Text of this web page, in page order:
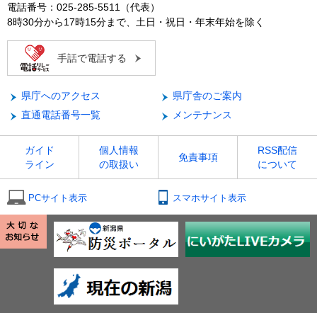
電話番号：025-285-5511（代表）
8時30分から17時15分まで、土日・祝日・年末年始を除く
手話で電話する
県庁へのアクセス
県庁舎のご案内
直通電話番号一覧
メンテナンス
ガイド
ライン
個人情報
の取扱い
免責事項
RSS配信
について
PCサイト表示 スマホサイト表示